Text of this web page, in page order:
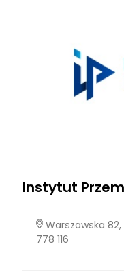
Instytut
Warszawska
778 116